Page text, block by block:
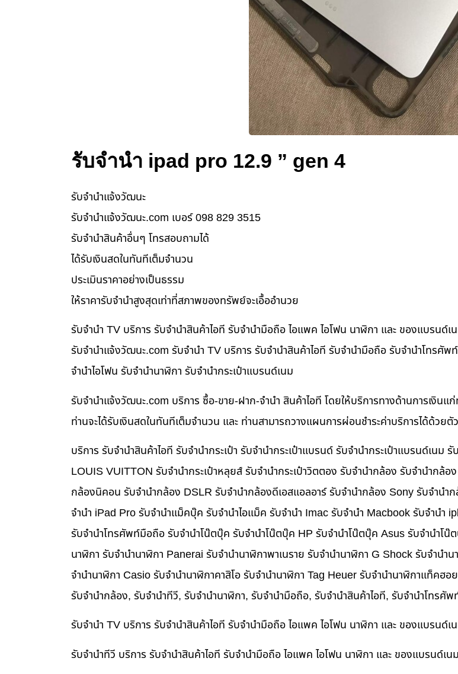
รับจำนำ ipad pro 12.9 ” gen 4
รับจํานําแจ้งวัฒนะ
รับจํานําแจ้งวัฒนะ.com เบอร์ 098 829 3515
รับจำนำสินค้าอื่นๆ โทรสอบถามได้
ได้รับเงินสดในทันทีเต็มจำนวน
ประเมินราคาอย่างเป็นธรรม
ให้ราคารับจำนำสูงสุดเท่าที่สภาพของทรัพย์จะเอื้ออำนวย
รับจำนำ TV บริการ รับจำนำสินค้าไอที รับจำนำมือถือ ไอแพค ไอโฟน นาฬิกา และ ของแบรนด์เ
รับจํานําแจ้งวัฒนะ.com รับจำนำ TV บริการ รับจำนำสินค้าไอที รับจำนำมือถือ รับจำนำโทรศั
จำนำไอโฟน รับจำนำนาฬิกา รับจำนำกระเป๋าแบรนด์เนม
รับจํานําแจ้งวัฒนะ.com บริการ ซื้อ-ขาย-ฝาก-จำนำ สินค้าไอที โดยให้บริการทางด้านการเงินแ
ท่านจะได้รับเงินสดในทันทีเต็มจำนวน และ ท่านสามารถวางแผนการผ่อนชำระค่าบริการได้ด้วยตั
บริการ รับจำนำสินค้าไอที รับจำนำกระเป๋า รับจำนำกระเป๋าแบรนด์ รับจำนำกระเป๋าแบรนด์เนม
LOUIS VUITTON รับจำนำกระเป๋าหลุยส์ รับจำนำกระเป๋าวิตตอง รับจำนำกล้อง รับจำนำก
กล้องนิคอน รับจำนำกล้อง DSLR รับจำนำกล้องดีเอสแอลอาร์ รับจำนำกล้อง Sony รับจำนำ
จำนำ iPad Pro รับจำนำแม็คบุ๊ค รับจำนำไอแม็ค รับจำนำ Imac รับจำนำ Macbook รับจำนำ
รับจำนำโทรศัพท์มือถือ รับจำนำโน๊ตบุ๊ค รับจำนำโน๊ตบุ๊ค HP รับจำนำโน๊ตบุ๊ค Asus รับจำนำโ
นาฬิกา รับจำนำนาฬิกา Panerai รับจำนำนาฬิกาพาเนราย รับจำนำนาฬิกา G Shock รับจำนำ
จำนำนาฬิกา Casio รับจำนำนาฬิกาคาสิโอ รับจำนำนาฬิกา Tag Heuer รับจำนำนาฬิกาแท็คฮอ
รับจำนำกล้อง, รับจำนำทีวี, รับจำนำนาฬิกา, รับจำนำมือถือ, รับจำนำสินค้าไอที, รับจำนำโทรศั
รับจำนำ TV บริการ รับจำนำสินค้าไอที รับจำนำมือถือ ไอแพค ไอโฟน นาฬิกา และ ของแบรนด์เ
รับจำนำทีวี บริการ รับจำนำสินค้าไอที รับจำนำมือถือ ไอแพค ไอโฟน นาฬิกา และ ของแบรนด์เน